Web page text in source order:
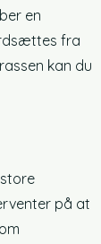
en
fra
kan du
venter på at